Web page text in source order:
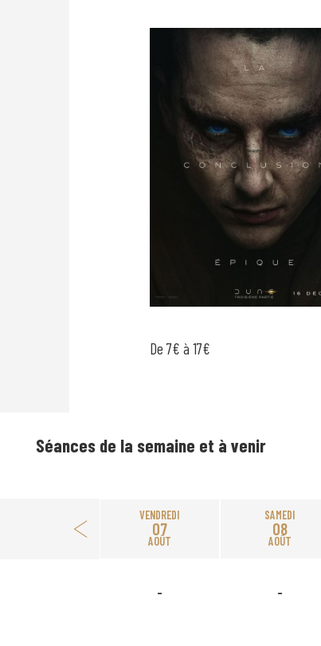
De 7€ à 17€
Séances de la semaine et à venir
VENDREDI
07
AOÛT
SAMEDI
08
AOÛT
- -